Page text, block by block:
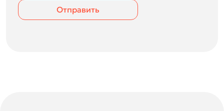
Отправить